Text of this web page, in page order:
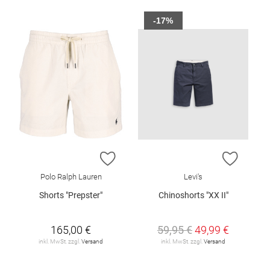
ZUR WUNSCHLISTE HINZUFÜGEN
Polo Ralph Lauren
Shorts "Prepster"
165,00 €
inkl. MwSt. zzgl. Versand
ZUR
Levi's
Chinoshorts "XX II"
59,95 €49,99 €
inkl. MwSt. zzgl. Versand
-17%